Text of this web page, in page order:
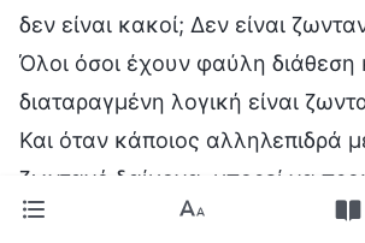
δεν είναι κακοί; Δεν είναι
Όλοι όσοι έχουν φαύλη διάθεση
διαταραγμένη λογική είναι
Και όταν κάποιος αλληλεπιδρά
ζωντανό δαίμονα, μπορεί να
καταστροφή στον εαυτό του με